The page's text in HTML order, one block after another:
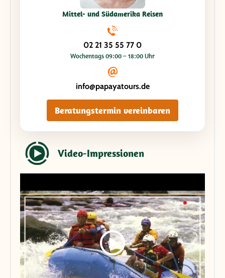
Mittel- und Südamerika Reisen
02 21 35 55 77 0
Wochentags 09:00 – 18:00 Uhr
info@papayatours.de
Beratungstermin vereinbaren
Video-Impressionen